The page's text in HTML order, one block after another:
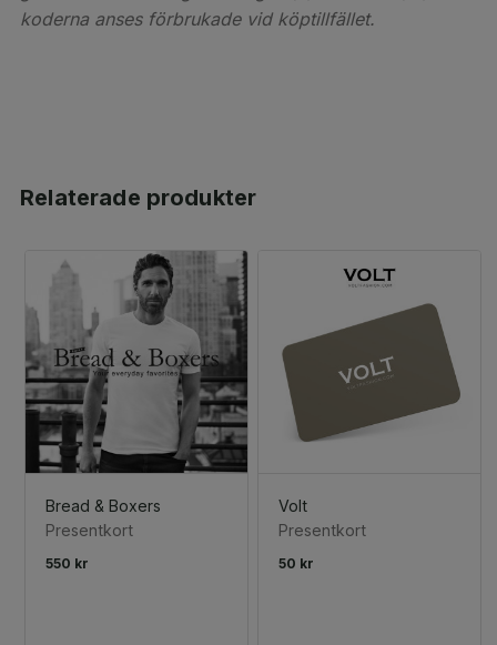
koderna anses förbrukade vid köptillfället.
Relaterade produkter
Bread & Boxers
Presentkort
550 kr
Volt
Presentkort
50 kr